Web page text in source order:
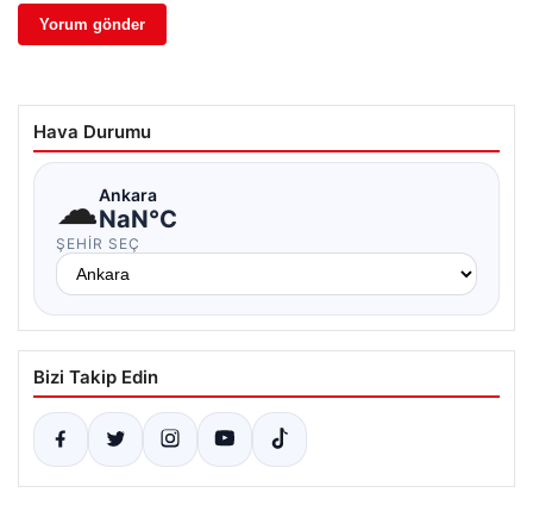
Hava Durumu
☁Ankara
NaN°C
ŞEHIR SEÇ
Bizi Takip Edin